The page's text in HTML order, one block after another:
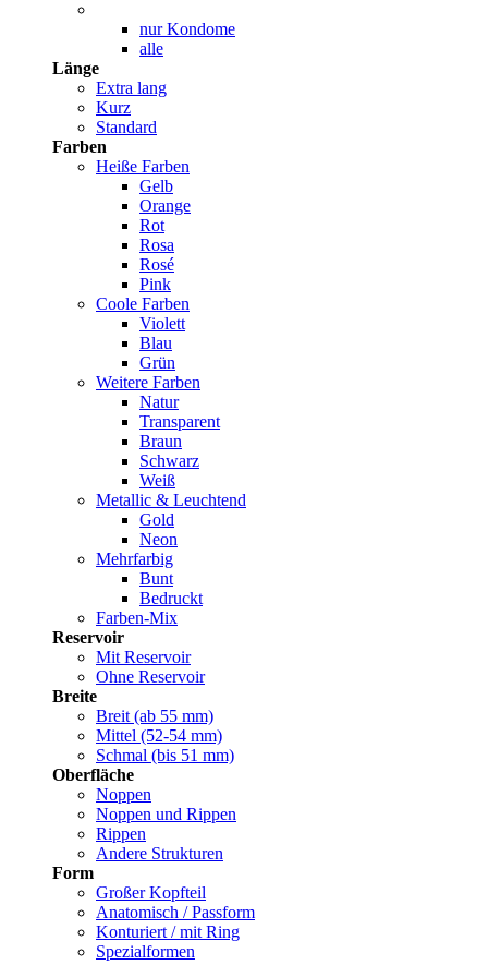
nur Kondome
alle
Länge
Extra lang
Kurz
Standard
Farben
Heiße Farben
Gelb
Orange
Rot
Rosa
Rosé
Pink
Coole Farben
Violett
Blau
Grün
Weitere Farben
Natur
Transparent
Braun
Schwarz
Weiß
Metallic & Leuchtend
Gold
Neon
Mehrfarbig
Bunt
Bedruckt
Farben-Mix
Reservoir
Mit Reservoir
Ohne Reservoir
Breite
Breit (ab 55 mm)
Mittel (52-54 mm)
Schmal (bis 51 mm)
Oberfläche
Noppen
Noppen und Rippen
Rippen
Andere Strukturen
Form
Großer Kopfteil
Anatomisch / Passform
Konturiert / mit Ring
Spezialformen